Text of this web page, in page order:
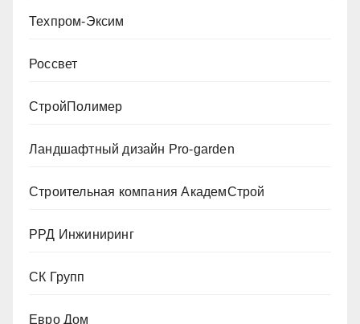
Техпром-Эксим
Россвет
СтройПолимер
Ландшафтный дизайн Pro-garden
Строительная компания АкадемСтрой
РРД Инжиниринг
СК Групп
Евро Дом